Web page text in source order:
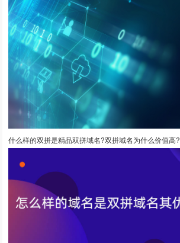
什么样的双拼是精品双拼域名?双拼域名为什么价值高?